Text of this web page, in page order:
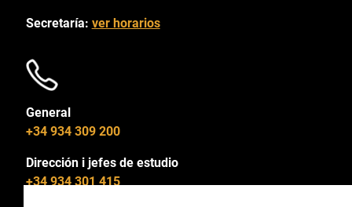
Secretaría: ver horarios
General
+34 934 309 200
Dirección i jefes de estudio
+34 934 301 415